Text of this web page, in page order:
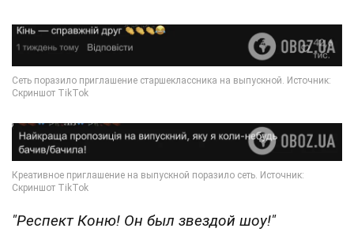
"Респект Коню! Он был звездой шоу!"